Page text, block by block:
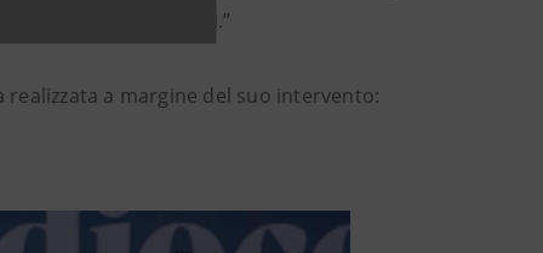
non europei.”
a margine del suo intervento: